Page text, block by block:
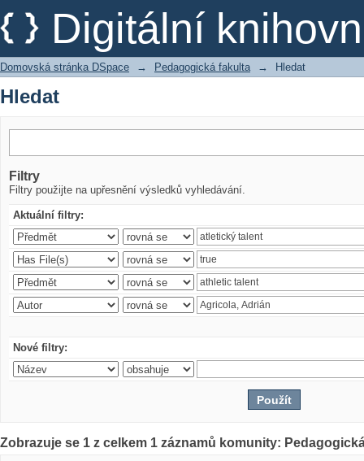
Digitální
Hledat
Domovská stránka DSpace → Pedagogická fakulta → Hledat
Hledat
Filtry
Filtry použijte na upřesnění výsledků vyhledávání.
Aktuální filtry:
Nové filtry:
Zobrazuje se 1 z celkem 1 záznamů komunity: